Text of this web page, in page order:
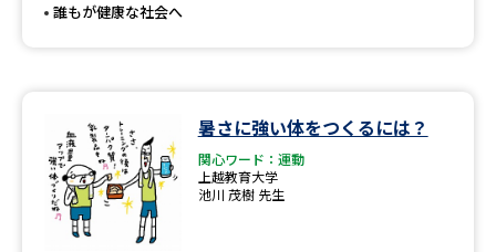
誰もが健康な社会へ
暑さに強い体をつくるには？
関心ワード：運動
上越教育大学
池川 茂樹 先生